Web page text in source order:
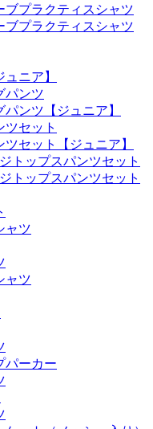
ブプラクティスシャツ
ブプラクティスシャツ
ニア】
パンツ
ンツ【ジュニア】
ツセット
セット【ジュニア】
トップスパンツセット
トップスパンツセット
ャツ
ャツ
パーカー